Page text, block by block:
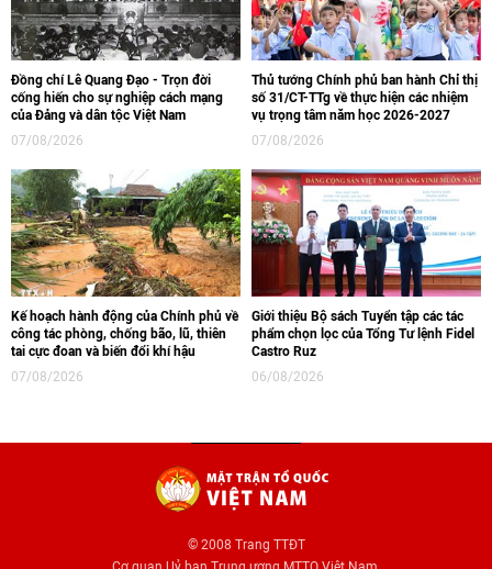
Đồng chí Lê Quang Đạo - Trọn đời
cống hiến cho sự nghiệp cách mạng
của Đảng và dân tộc Việt Nam
07/08/2026
Thủ tướng Chính phủ ban hành Chỉ thị
số 31/CT-TTg về thực hiện các nhiệm
vụ trọng tâm năm học 2026-2027
07/08/2026
Kế hoạch hành động của Chính phủ về
công tác phòng, chống bão, lũ, thiên
tai cực đoan và biến đổi khí hậu
07/08/2026
Giới thiệu Bộ sách Tuyển tập các tác
phẩm chọn lọc của Tổng Tư lệnh Fidel
Castro Ruz
06/08/2026
© 2008 Trang TTĐT